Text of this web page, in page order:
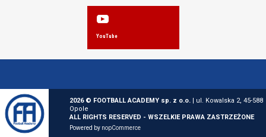
YouTube
2026 © FOOTBALL ACADEMY sp. z o.o. | ul. Kowalska 2, 45-588
Opole
ALL RIGHTS RESERVED - WSZELKIE PRAWA ZASTRZEŻONE
Powered by nopCommerce